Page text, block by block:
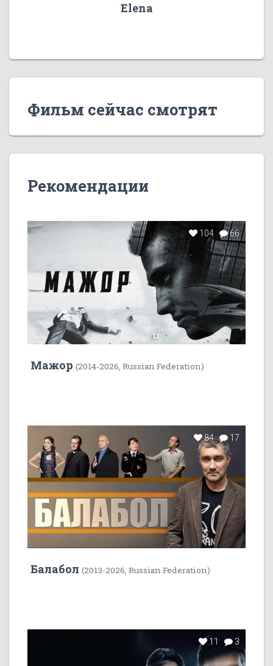
Elena
Фильм сейчас смотрят
Рекомендации
104 66
Мажор (2014-2026, Russian Federation)
84 17
Балабол (2013-2026, Russian Federation)
11 3